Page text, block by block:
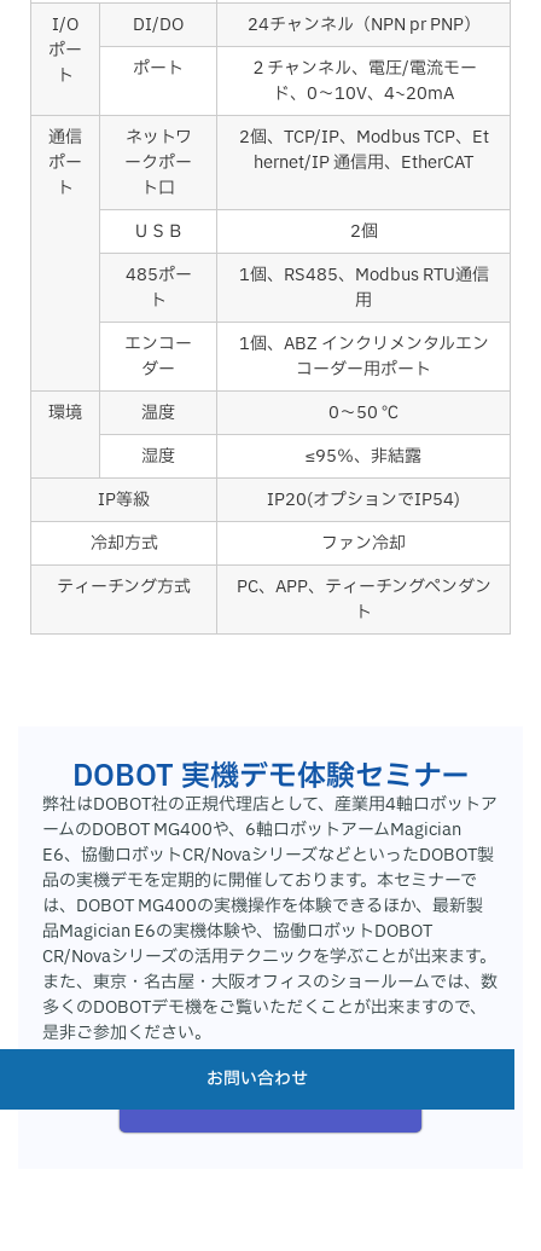
I/O
ポー
ト
DI/DO
24チャンネル（NPN pr PNP）
ポート
２チャンネル、電圧/電流モー
ド、0～10V、4~20mA
通信
ポー
ト
ネットワ
ークポー
ト口
2個、TCP/IP、Modbus TCP、Et
hernet/IP 通信用、EtherCAT
ＵＳＢ
2個
485ポー
ト
1個、RS485、Modbus RTU通信
用
エンコー
ダー
1個、ABZ インクリメンタルエン
コーダー用ポート
環境
温度
0～50 ℃
湿度
≤95％、非結露
IP等級
IP20(オプションでIP54)
冷却方式
ファン冷却
ティーチング方式
PC、APP、ティーチングペンダン
ト
DOBOT 実機デモ体験セミナー
弊社はDOBOT社の正規代理店として、産業用4軸ロボットア
ームのDOBOT MG400や、6軸ロボットアームMagician
E6、協働ロボットCR/NovaシリーズなどといったDOBOT製
品の実機デモを定期的に開催しております。本セミナーで
は、DOBOT MG400の実機操作を体験できるほか、最新製
品Magician E6の実機体験や、協働ロボットDOBOT
CR/Novaシリーズの活用テクニックを学ぶことが出来ます。
また、東京・名古屋・大阪オフィスのショールームでは、数
多くのDOBOTデモ機をご覧いただくことが出来ますので、
是非ご参加ください。
お問い合わせ